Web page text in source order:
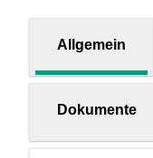
Allgemein
Dokumente